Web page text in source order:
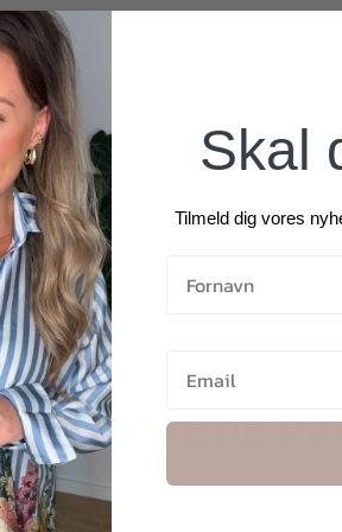
Skal
Tilmeld dig vores